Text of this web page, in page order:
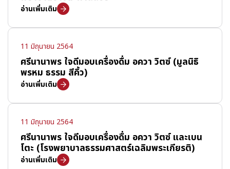
อ่านเพิ่มเติม
11 มิถุนายน 2564
ศรีนานาพร ใจดีมอบเครื่องดื่ม อควา วิตซ์ (มูลนิธิ
พรหม ธรรม สีคิ้ว)
อ่านเพิ่มเติม
11 มิถุนายน 2564
ศรีนานาพร ใจดีมอบเครื่องดื่ม อควา วิตซ์ และเบน
โตะ (โรงพยาบาลธรรมศาสตร์เฉลิมพระเกียรติ)
อ่านเพิ่มเติม